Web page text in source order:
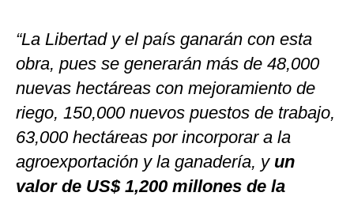
“La Libertad y el país ganarán con esta
obra, pues se generarán más de 48,000
nuevas hectáreas con mejoramiento de
riego, 150,000 nuevos puestos de trabajo,
63,000 hectáreas por incorporar a la
agroexportación y la ganadería, yun
valor de US$ 1,200 millones de la